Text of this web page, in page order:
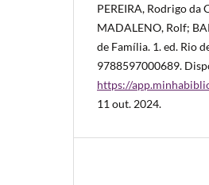
PEREIRA, Rodrigo
MADALENO, Rolf;
de Família. 1. ed. Rio
9788597000689.
https://
11 out. 2024.